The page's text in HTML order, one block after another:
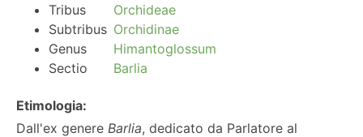
Tribus
Orchideae
Subtribus Orchidinae
Genus
Himantoglossum
Sectio
Barlia
Etimologia:
Dall'ex genere Barlia, dedicato da Parlatore al